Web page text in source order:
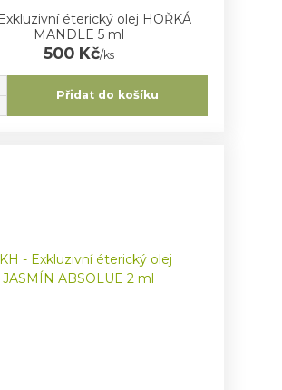
éterický olej HOŘKÁ
MANDLE 5 ml
500 Kč/ks
Přidat do košíku